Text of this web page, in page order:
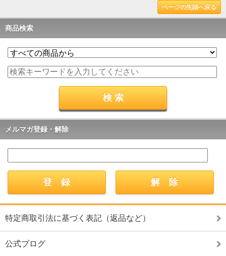
ページの先頭へ戻る
商品検索
メルマガ登録・解除
特定商取引法に基づく表記（返品など）
公式ブログ